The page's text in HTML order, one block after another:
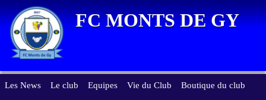
FC MONTS DE GY
Les News Le club Equipes Vie du Club Boutique du club
Panneau de gestion des cookies